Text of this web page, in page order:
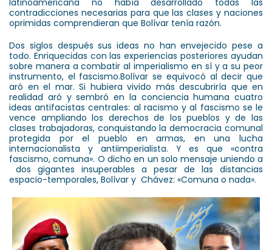
contradicciones necesarias para que las clases y naciones
oprimidas comprendieran que Bolívar tenía razón.
Dos siglos después sus ideas no han envejecido pese a
todo. Enriquecidas con las experiencias posteriores ayudan
sobre manera a combatir al imperialismo en sí y a su peor
instrumento, el fascismo.Bolívar se equivocó al decir que
aró en el mar. Si hubiera vivido más descubriría que en
realidad aró y sembró en la conciencia humana cuatro
ideas antifacistas centrales: al racismo y al fascismo se le
vence ampliando los derechos de los pueblos y de las
clases trabajadoras, conquistando la democracia comunal
protegida por el pueblo en armas, en una lucha
internacionalista y antiimperialista. Y es que «contra
fascismo, comuna». O dicho en un solo mensaje uniendo a
dos gigantes insuperables a pesar de las distancias
espacio-temporales, Bolívar y Chávez: «Comuna o nada».